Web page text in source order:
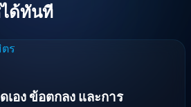
ด้ทันที
ร
อง ข้อตกลง และการ